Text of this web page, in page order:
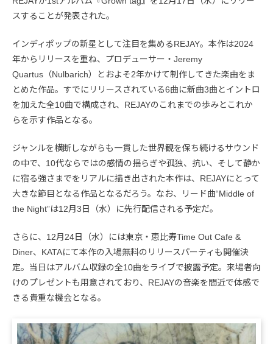
スすることが発表された。
インディポップの新星として注目を集めるREJAY。本作は2024
年からリリースを重ね、プロデューサー・Jeremy
Quartus（Nulbarich）とおよそ2年かけて制作してきた楽曲をま
とめた作品。すでにリリースされている6曲に新曲3曲とイントロ
を加えた全10曲で構成され、REJAYのこれまでの歩みとこれか
らを示す作品となる。
ジャンルを横断しながらも一貫した世界観を保ち続けるサウンド
の中で、10代ならではの感情の揺らぎや孤独、抗い、そして静か
に宿る強さまでをリアルに描き出された本作は、REJAYにとって
大きな節目となる作品となるだろう。なお、リード曲“Middle of
the Night”は12月3日（水）に先行配信される予定だ。
さらに、12月24日（水）には東京・恵比寿Time Out Cafe &
Diner、KATAにて本作の入場無料のリリースパーティも開催決
定。当日はアルバム収録の全10曲をライブで披露予定。来場者向
けのプレゼントも用意されており、REJAYの音楽を間近で体感で
きる貴重な機会となる。